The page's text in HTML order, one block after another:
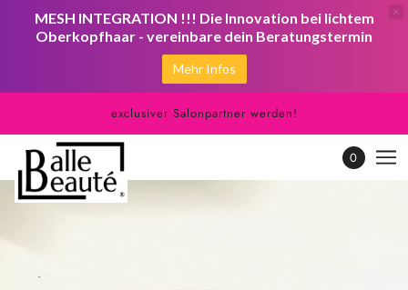
exclusiver Salonpartner werden!
0
MESH INTEGRATION !!! Die Innovation bei lichtem
Oberkopfhaar - vereinbare dein Beratungstermin
Mehr Infos